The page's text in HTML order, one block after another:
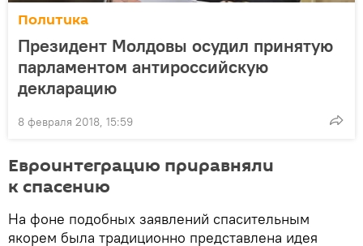
Политика
Президент Молдовы осудил принятую
парламентом антироссийскую
декларацию
8 февраля 2018, 15:59
Евроинтеграцию приравняли
к спасению
На фоне подобных заявлений спасительным
якорем была традиционно представлена идея